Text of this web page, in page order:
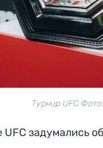
Турнир UFC
UFC задумались